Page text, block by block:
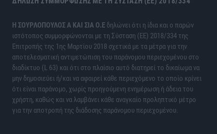
H ΣΟΥΡΛΟΠΟΥΛΟΣ Α ΚΑΙ ΣΙΑ Ο.Ε δηλώνει ότι η ίδια και ο παρών
ιστότοπος συμμορφώνονται με τη Σύσταση (ΕΕ) 2018/334 της
Επιτροπής της 1ης Μαρτίου 2018 σχετικά με τα μέτρα για την
αποτελεσματική αντιμετώπιση του παράνομου περιεχομένου στο
διαδίκτυο (L 63) και ότι στο πλαίσιο αυτό διατηρεί το δικαίωμα να
μην δημοσιεύει ή/και να αφαιρεί κάθε περιεχόμενο το οποίο κρίνει
ότι είναι παράνομο, χωρίς προηγούμενη ενημέρωση ή άδεια του
χρήστη, καθώς και να λαμβάνει κάθε αναγκαίο προληπτικό μέτρο
για την αποτροπή της διάδοσης παράνομου περιεχομένου.